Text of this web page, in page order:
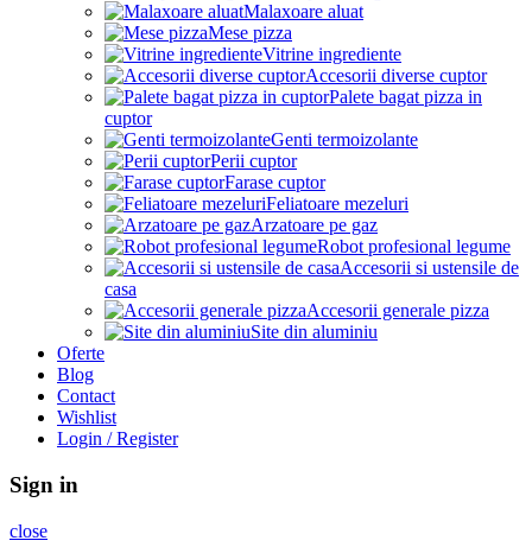
Malaxoare aluat
Mese pizza
Vitrine ingrediente
Accesorii diverse cuptor
Palete bagat pizza in
cuptor
Genti termoizolante
Perii cuptor
Farase cuptor
Feliatoare mezeluri
Arzatoare pe gaz
Robot profesional legume
Accesorii si ustensile de
casa
Accesorii generale pizza
Site din aluminiu
Oferte
Blog
Contact
Wishlist
Login / Register
Sign in
close